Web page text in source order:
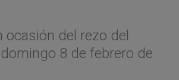
ocasión del rezo del
8 de febrero de